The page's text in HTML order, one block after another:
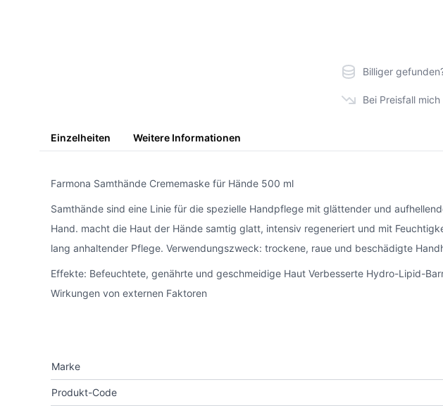
Billiger
Bei Preisfall
Einzelheiten Weitere Informationen
Farmona Samthände Crememaske für Hände 500 ml
Samthände sind eine Linie für die spezielle Handpflege mit glättender und
Hand. macht die Haut der Hände samtig glatt, intensiv regeneriert und mit
lang anhaltender Pflege. Verwendungszweck: trockene, raue und beschädigte
Effekte: Befeuchtete, genährte und geschmeidige Haut Verbesserte Hydro-Lipid-
Wirkungen von externen Faktoren
Marke
Produkt-Code